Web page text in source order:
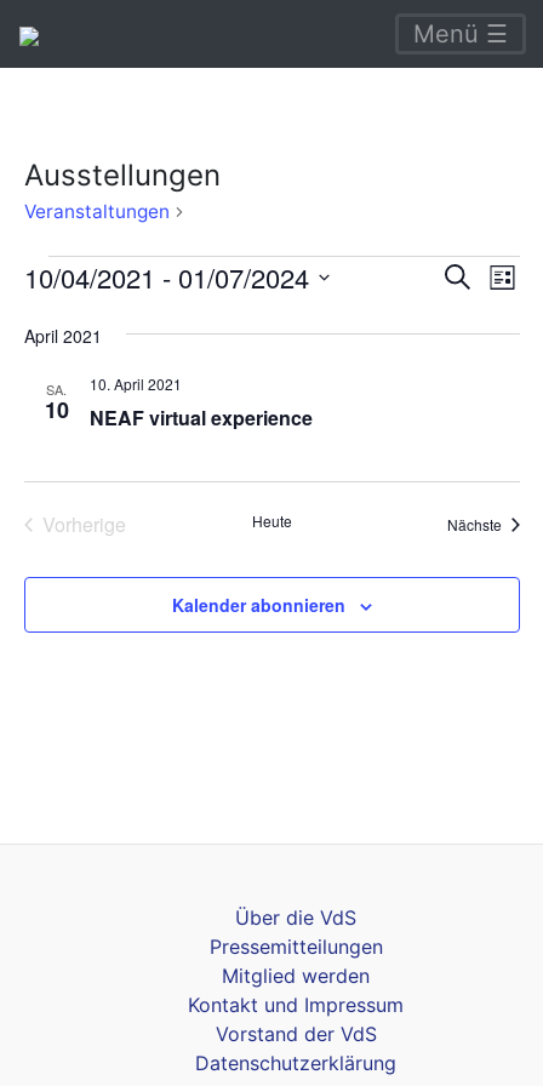
Menü ☰
Ausstellungen
Veranstaltungen
Veranstaltungen SucheListe
10/04/2021 - 01/07/2024
wählen.
April 2021
SA.
10 NEAF virtual experience
10. April 2021
Vorherige
Heute Nächste
Kalender abonnieren
Über die VdS
Pressemitteilungen
Mitglied werden
Kontakt und Impressum
Vorstand der VdS
Datenschutzerklärung